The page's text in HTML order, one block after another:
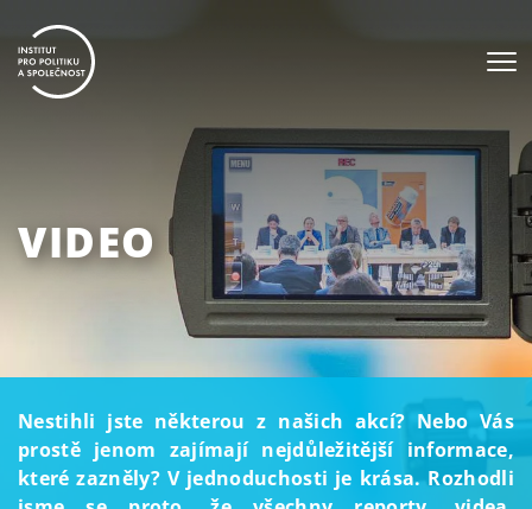
VIDEO
Nestihli jste některou z našich akcí? Nebo Vás
prostě jenom zajímají nejdůležitější informace,
které zazněly? V jednoduchosti je krása. Rozhodli